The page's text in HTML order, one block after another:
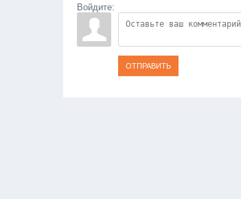
Войдите:
ОТПРАВИТЬ